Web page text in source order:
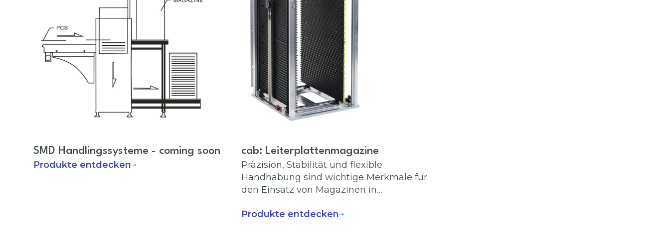
SMD Handlingssysteme - coming soon
Produkte entdecken
cab: Leiterplattenmagazine
Präzision, Stabilität und flexible
Handhabung sind wichtige Merkmale für
den Einsatz von Magazinen in
Produkte entdecken